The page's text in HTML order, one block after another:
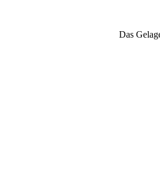
Das